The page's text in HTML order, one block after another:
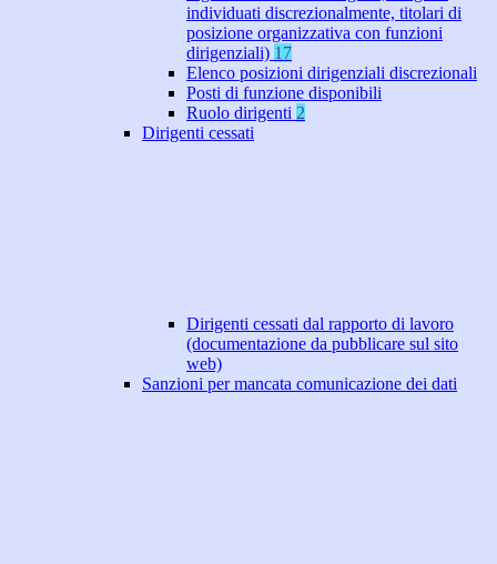
individuati discrezionalmente, titolari di
posizione organizzativa con funzioni
dirigenziali) 17
Elenco posizioni dirigenziali discrezionali
Posti di funzione disponibili
Ruolo dirigenti 2
Dirigenti cessati
Dirigenti cessati dal rapporto di lavoro
(documentazione da pubblicare sul sito
web)
Sanzioni per mancata comunicazione dei dati